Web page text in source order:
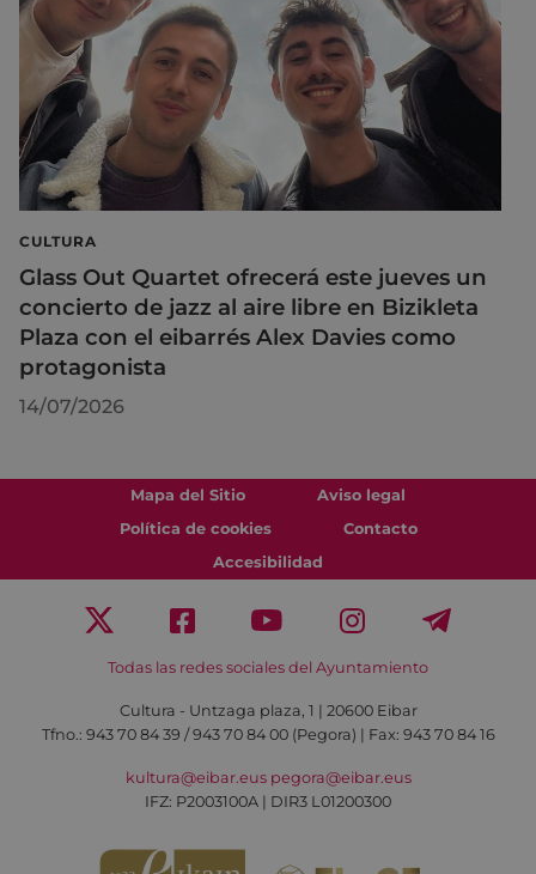
CULTURA
Glass Out Quartet ofrecerá este jueves un
concierto de jazz al aire libre en Bizikleta
Plaza con el eibarrés Alex Davies como
protagonista
14/07/2026
Mapa del Sitio
Aviso legal
Política de cookies
Contacto
Accesibilidad
Todas las redes sociales del Ayuntamiento
Cultura - Untzaga plaza, 1 | 20600 Eibar
Tfno.: 943 70 84 39 / 943 70 84 00 (Pegora) | Fax: 943 70 84 16
kultura@eibar.eus pegora@eibar.eus
IFZ: P2003100A | DIR3 L01200300